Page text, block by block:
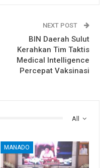
NEXT POST
BIN Daerah Sulut
Kerahkan Tim Taktis
Medical Intelligence
Percepat Vaksinasi
All
MANADO